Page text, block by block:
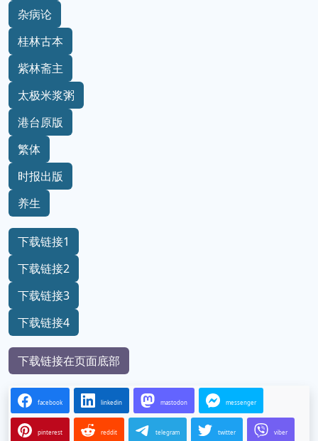
杂病论
桂林古本
紫林斋主
太极米浆粥
港台原版
繁体
时报出版
养生
下载链接1
下载链接2
下载链接3
下载链接4
下载链接在页面底部
facebook linkedin mastodon messenger
pinterest reddit telegram twitter viber